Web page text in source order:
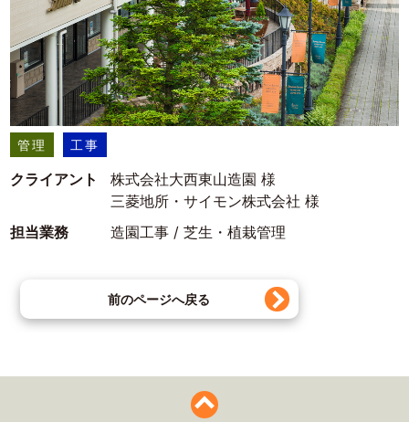
管理 工事
クライアント
株式会社大西東山造園 様
三菱地所・サイモン株式会社 様
担当業務
造園工事 / 芝生・植栽管理
前のページへ戻る